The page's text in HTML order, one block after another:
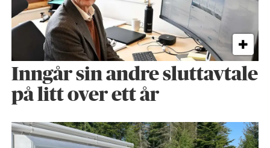
Inngår sin andre sluttavtale
på litt over ett år